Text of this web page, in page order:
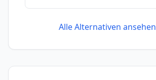
Alle Alternativen ansehen